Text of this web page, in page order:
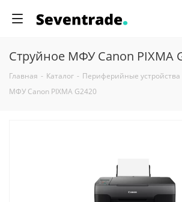
Струйное МФУ Canon PIXMA
Главная - Каталог - Периферийные устройства
МФУ Canon PIXMA G2420